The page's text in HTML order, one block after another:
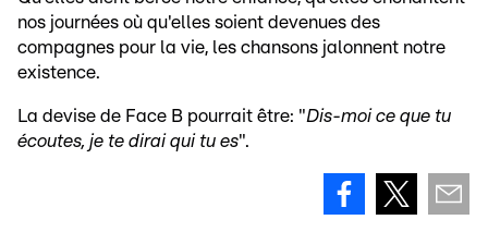
nos journées où qu'elles soient devenues des
compagnes pour la vie, les chansons jalonnent notre
existence.
La devise de Face B pourrait être: "Dis-moi ce que tu
écoutes, je te dirai qui tu es".